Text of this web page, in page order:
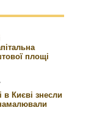
площі
Києві знесли